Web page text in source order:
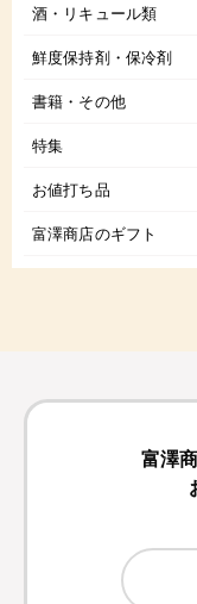
酒・リキュール類
鮮度保持剤・保冷剤
書籍・その他
特集
お値打ち品
富澤商店のギフト
富澤